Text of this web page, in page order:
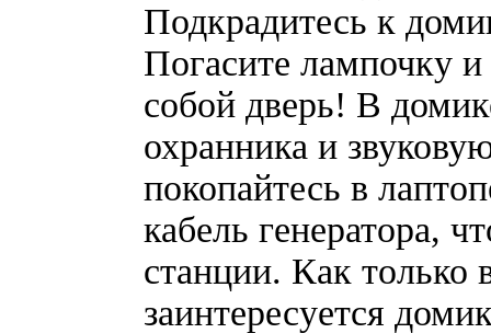
Подкрадитесь к
Погасите лампочку и
собой дверь! В
охранника и
покопайтесь в
кабель генератора,
станции. Как только
заинтересуется